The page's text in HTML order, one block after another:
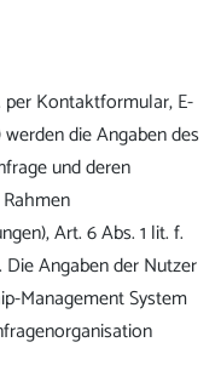
Kontaktformular, E-
die Angaben des
und deren
Art. 6 Abs. 1 lit. f.
Angaben der Nutzer
Management System